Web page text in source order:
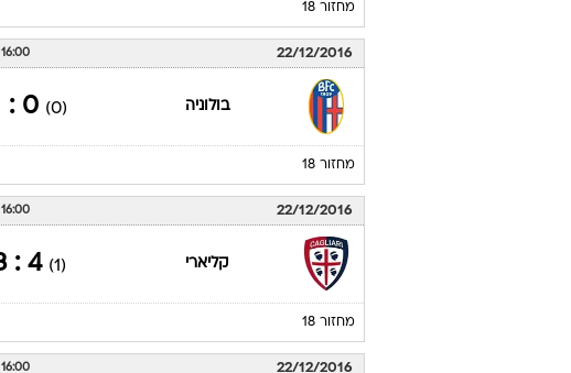
מחזור 18
22/12/2016
16:00
בולוניה (0)
0 : 1
מחזור 18
22/12/2016
16:00
קליארי (1)
4 : 3
מחזור 18
22/12/2016
16:00